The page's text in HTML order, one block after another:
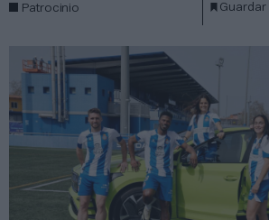
Patrocinio Guardar